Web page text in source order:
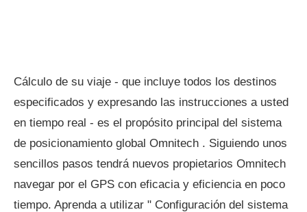
Cálculo de su viaje - que incluye todos los destinos
especificados y expresando las instrucciones a usted
en tiempo real - es el propósito principal del sistema
de posicionamiento global Omnitech . Siguiendo unos
sencillos pasos tendrá nuevos propietarios Omnitech
navegar por el GPS con eficacia y eficiencia en poco
tiempo. Aprenda a utilizar " Configuración del sistema